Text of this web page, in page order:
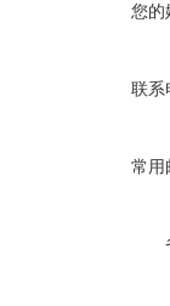
您的
联系
常用